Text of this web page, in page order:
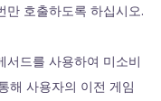
만 호출하도록 하십시오.
서드를 사용하여 미소비
해 사용자의 이전 게임